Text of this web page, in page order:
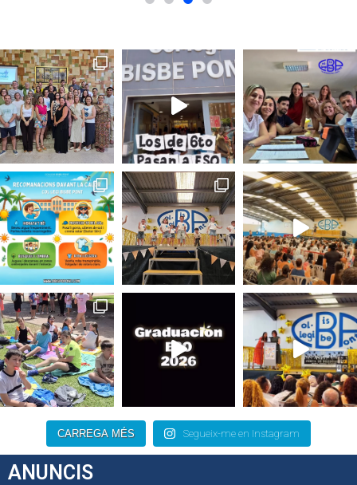
CARREGA MÉS Segueix-me en Instagram
ANUNCIS